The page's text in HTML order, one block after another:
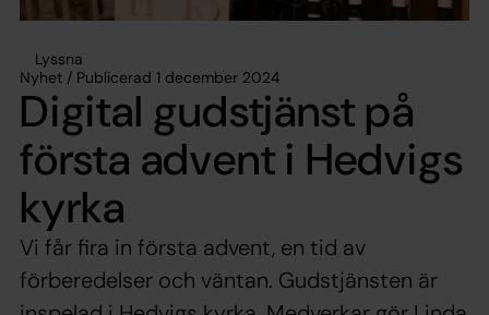
Lyssna
Nyhet / Publicerad 1 december 2024
Digital gudstjänst på
första advent i Hedvigs
kyrka
Vi får fira in första advent, en tid av
förberedelser och väntan. Gudstjänsten är